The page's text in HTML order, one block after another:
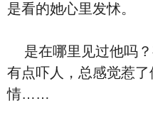
是看的她心里发怵。
是在哪里见过他吗？
有点吓人，总感觉惹
情……